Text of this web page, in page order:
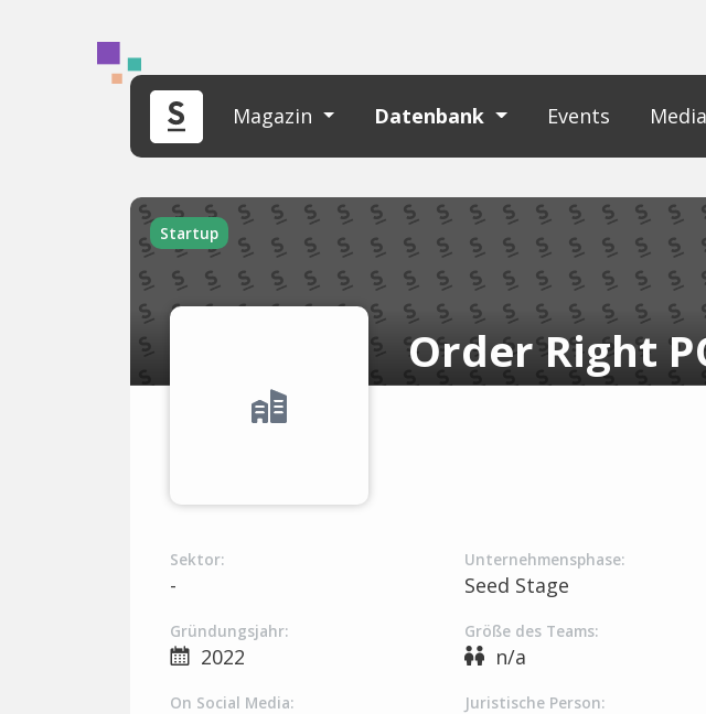
Magazin Datenbank Events
Startup
Order Right
Sektor:
-
Unternehmensphase:
Seed Stage
Gründungsjahr:
2022
Größe des Teams:
n/a
On Social Media: Juristische Person: